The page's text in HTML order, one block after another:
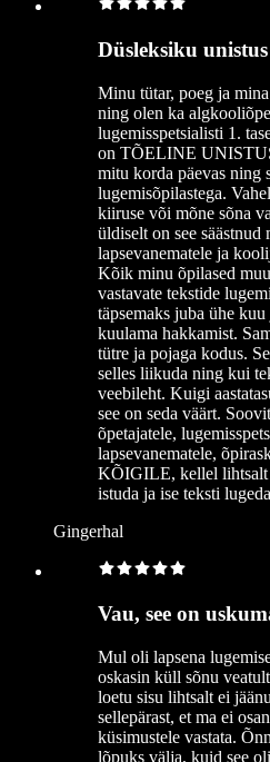
Düsleksiku
Minu tütar, poeg ja
ning olen ka
lugemisspetsialisti 1.
on TÕELINE
mitu korda päevas ning
lugemisõpilastega.
kiiruse või mõne sõna
üldiselt on see säästnud
lapsevanematele ja
Kõik minu õpilased
vastavate tekstide
täpsemaks juba ühe
kuulama hakkamist.
tütre ja pojaga kodus.
selles liikuda ning kui
veebileht. Kuigi
see on seda väärt.
õpetajatele,
lapsevanematele,
KÕIGILE, kellel lihtsalt
istuda ja ise teksti
Gingerhal
Vau, see on
Mul oli lapsena
oskasin küll sõnu
loetu sisu lihtsalt ei
sellepärast, et ma ei
küsimustele vastata.
lõpuks välja, kuid see